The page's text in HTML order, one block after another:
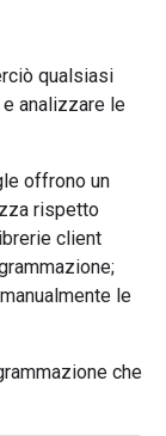
qualsiasi
analizzare le
offrono un
rispetto
client
le
che